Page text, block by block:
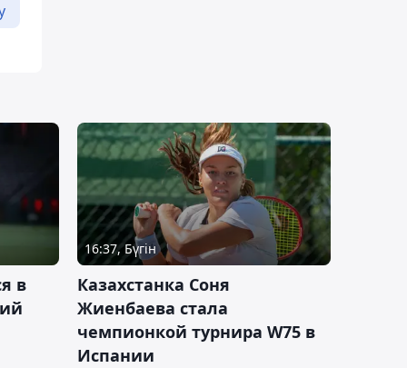
в
16:37, Бүгін
Казахстанка Соня
Жиенбаева стала
чемпионкой турнира W75 в
Испании